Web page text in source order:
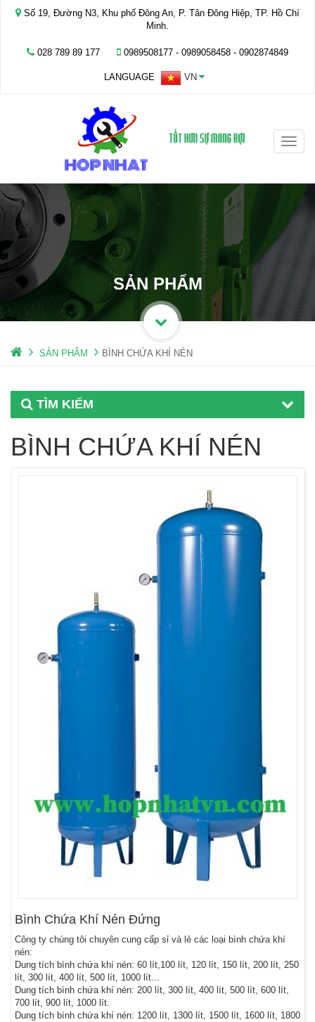
Số 19, Đường N3, Khu phố Đông An, P. Tân Đông Hiệp, TP. Hồ Chí
Minh.
028 789 89 177 0989508177 - ‭0989058458‬ - 0902874849
LANGUAGE VN
Toggle
SẢN PHẨM
SẢN PHẨM BÌNH CHỨA KHÍ NÉN
TÌM KIẾM
BÌNH CHỨA KHÍ NÉN
Bình Chứa Khí Nén Đứng
Công ty chúng tôi chuyên cung cấp sỉ và lẻ các loại bình chứa khí
nén:
Dung tích bình chứa khí nén: 60 lít,100 lít, 120 lít, 150 lít, 200 lít, 250
lít, 300 lít, 400 lít, 500 lít, 1000 lít...
Dung tích bình chứa khí nén: 200 lít, 300 lít, 400 lít, 500 lít, 600 lít,
700 lít, 900 lít, 1000 lít.
Dung tích bình chứa khí nén: 1200 lít, 1300 lít, 1500 lít, 1600 lít, 1800